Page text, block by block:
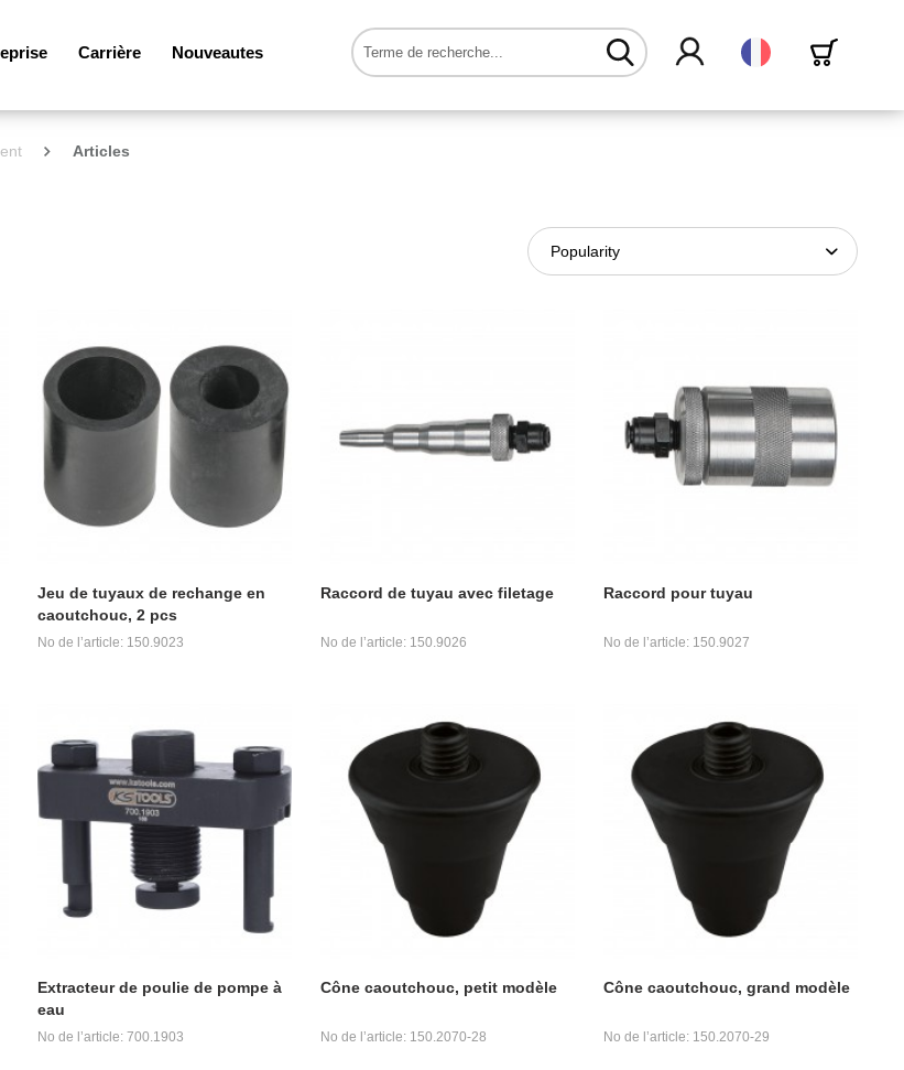
Carrière Nouveautes Français
Articles
Jeu de tuyaux de rechange en
caoutchouc, 2 pcs
No de l’article: 150.9023
Raccord de tuyau avec filetage
No de l’article: 150.9026
Raccord pour tuyau
No de l’article: 150.9027
Extracteur de poulie de pompe à
eau
No de l’article: 700.1903
Cône caoutchouc, petit modèle
No de l’article: 150.2070-28
Cône caoutchouc, grand modèle
No de l’article: 150.2070-29